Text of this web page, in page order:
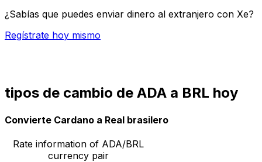
¿Sabías que puedes enviar dinero al extranjero con Xe?
Regístrate hoy mismo
tipos de cambio de ADA a BRL hoy
Convierte Cardano a Real brasilero
Rate information of ADA/BRL
currency pair